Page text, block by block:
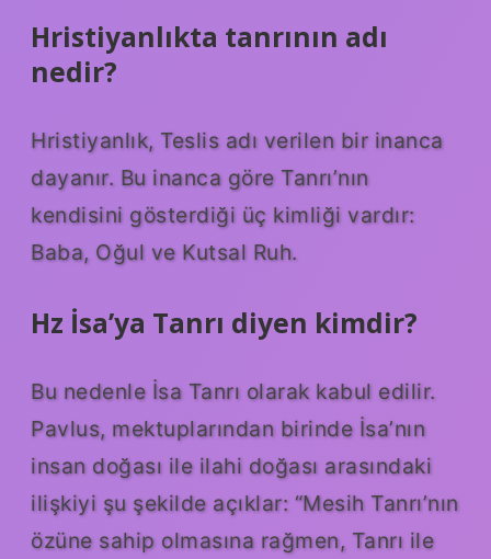
Hristiyanlıkta tanrının adı
nedir?
Hristiyanlık, Teslis adı verilen bir inanca
dayanır. Bu inanca göre Tanrı’nın
kendisini gösterdiği üç kimliği vardır:
Baba, Oğul ve Kutsal Ruh.
Hz İsa’ya Tanrı diyen kimdir?
Bu nedenle İsa Tanrı olarak kabul edilir.
Pavlus, mektuplarından birinde İsa’nın
insan doğası ile ilahi doğası arasındaki
ilişkiyi şu şekilde açıklar: “Mesih Tanrı’nın
özüne sahip olmasına rağmen, Tanrı ile